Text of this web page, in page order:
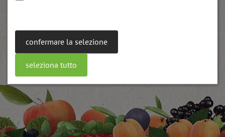
confermare la selezione
seleziona tutto